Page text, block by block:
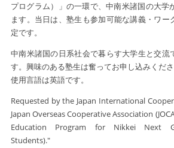
プログラム）」の一環で、中南米諸国の大学
ます。当日は、塾生も参加可能な講義・ワー
定です。
中南米諸国の日系社会で暮らす大学生と交流
す。興味のある塾生は奮ってお申し込みくださ
使用言語は英語です。
Requested by the Japan International
Japan Overseas Cooperative Association
Education Program for Nikkei Next
Students)."